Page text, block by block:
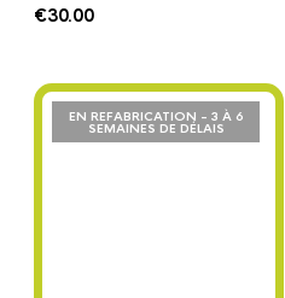
€30.00
EN REFABRICATION - 3 À 6
SEMAINES DE DÉLAIS